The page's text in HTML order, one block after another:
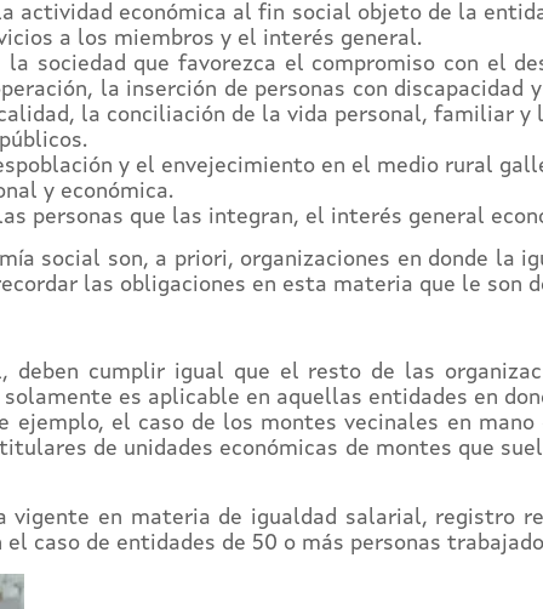
actividad económica al fin social objeto de la
a los miembros y el interés general.
sociedad que favorezca el compromiso con el
la inserción de personas con discapacidad
la conciliación de la vida personal, familiar
y el envejecimiento en el medio rural
y económica.
personas que las integran, el interés general
social son, a priori, organizaciones en donde la
las obligaciones en esta materia que le son
deben cumplir igual que el resto de las
es aplicable en aquellas entidades en
ejemplo, el caso de los montes vecinales en
de unidades económicas de montes que
vigente en materia de igualdad salarial, registro
caso de entidades de 50 o más personas